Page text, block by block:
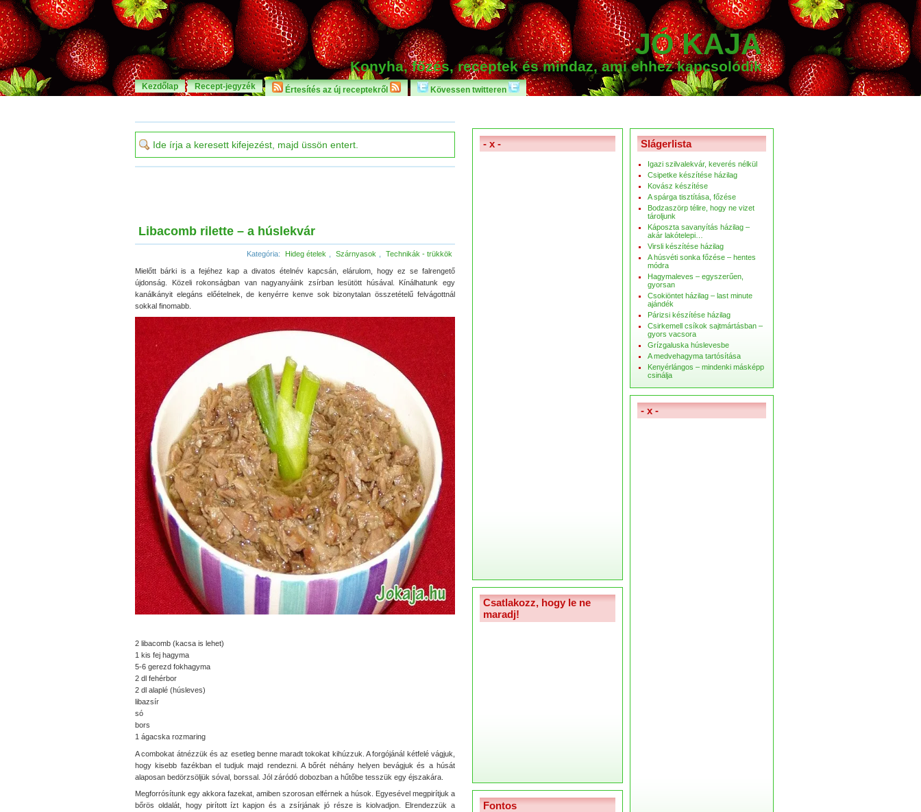
JÓ KAJA
Konyha, főzés, receptek és mindaz, ami ehhez kapcsolódik
Kezdőlap Recept-jegyzék Értesítés az új receptekről Kövessen twitteren
Libacomb rilette – a húslekvár
Kategória: Hideg ételek Szárnyasok Technikák - trükkök
Mielőtt bárki is a fejéhez kap a divatos ételnév kapcsán, elárulom, hogy ez se falrengető
újdonság. Közeli rokonságban van nagyanyáink zsírban lesütött húsával. Kínálhatunk egy
kanálkányit elegáns előételnek, de kenyérre kenve sok bizonytalan összetételű felvágottnál
sokkal finomabb.
2 libacomb (kacsa is lehet)
1 kis fej hagyma
5-6 gerezd fokhagyma
2 dl fehérbor
2 dl alaplé (húsleves)
libazsír
só
bors
1 ágacska rozmaring
A combokat átnézzük és az esetleg benne maradt tokokat kihúzzuk. A forgójánál kétfelé vágjuk,
hogy kisebb fazékban el tudjuk majd rendezni. A bőrét néhány helyen bevágjuk és a húsát
alaposan bedörzsöljük sóval, borssal. Jól záródó dobozban a hűtőbe tesszük egy éjszakára.
Megforrósítunk egy akkora fazekat, amiben szorosan elférnek a húsok. Egyesével megpirítjuk a
bőrös oldalát, hogy pirított ízt kapjon és a zsírjának jó része is kiolvadjon. Elrendezzük a
- x -
Csatlakozz, hogy le ne
maradj!
Fontos
Slágerlista
Igazi szilvalekvár, keverés nélkül
Csipetke készítése házilag
Kovász készítése
A spárga tisztítása, főzése
Bodzaszörp télire, hogy ne vizet
tároljunk
Káposzta savanyítás házilag –
akár lakótelepi…
Virsli készítése házilag
A húsvéti sonka főzése – hentes
módra
Hagymaleves – egyszerűen,
gyorsan
Csokiöntet házilag – last minute
ajándék
Párizsi készítése házilag
Csirkemell csíkok sajtmártásban –
gyors vacsora
Grízgaluska húslevesbe
A medvehagyma tartósítása
Kenyérlángos – mindenki másképp
csinálja
- x -